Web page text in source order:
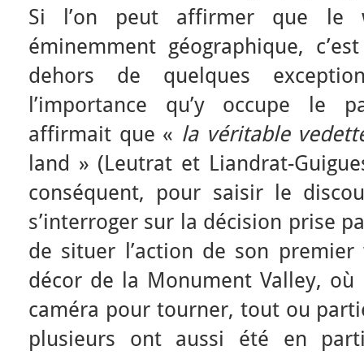
Si l’on peut affirmer que le
éminemment géographique,
dehors de quelques
l’importance qu’y occupe le
affirmait que « la véritable
land » (Leutrat et Liandrat-
conséquent, pour saisir le
s’interroger sur la décision prise
de situer l’action de son
décor de la Monument Valley,
caméra pour tourner, tout ou
plusieurs ont aussi été en